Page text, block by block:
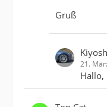
Gruß
21.
Hallo,